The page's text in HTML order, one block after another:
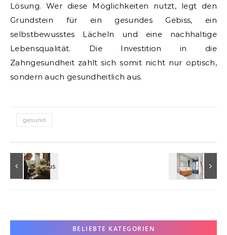
Lösung. Wer diese Möglichkeiten nutzt, legt den
Grundstein für ein gesundes Gebiss, ein
selbstbewusstes Lächeln und eine nachhaltige
Lebensqualität. Die Investition in die
Zahngesundheit zahlt sich somit nicht nur optisch,
sondern auch gesundheitlich aus.
gesund
BELIEBTE KATEGORIEN